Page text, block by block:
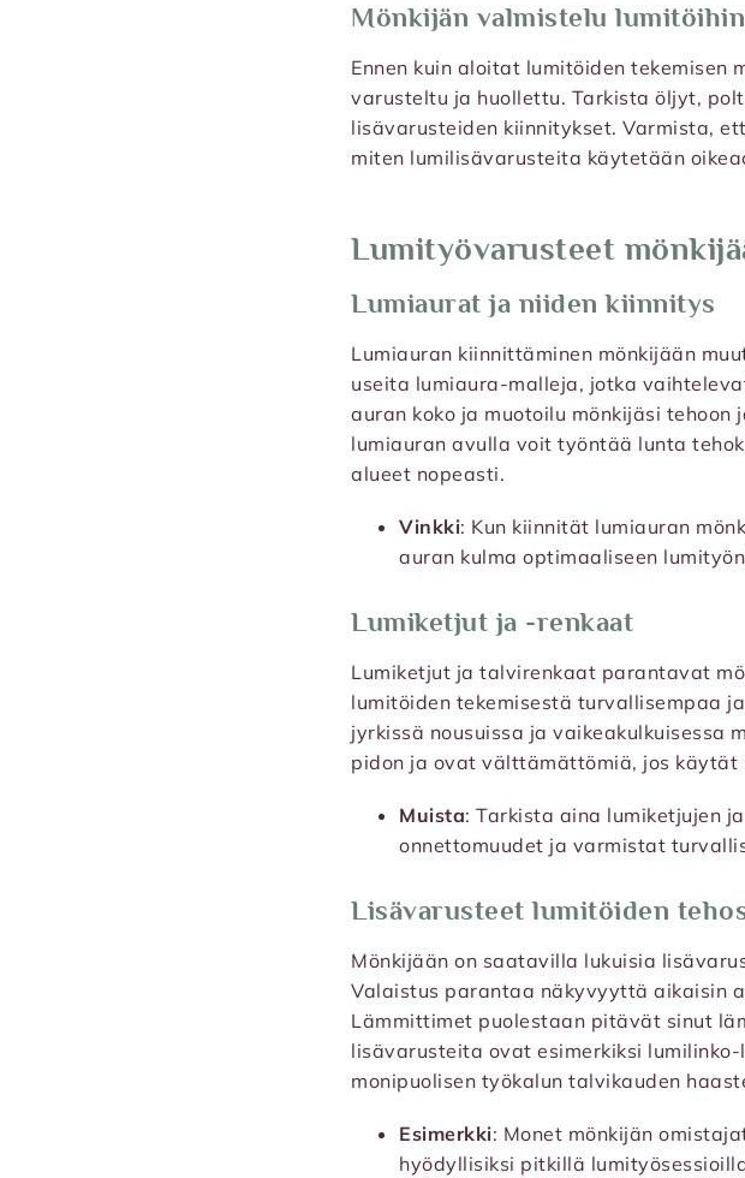
Mönkijän valmistelu lumitöihin
Ennen kuin aloitat lumitöiden tekemisen
varusteltu ja huollettu. Tarkista öljyt,
lisävarusteiden kiinnitykset. Varmista,
miten lumilisävarusteita käytetään
Lumityövarusteet
Lumiaurat ja niiden kiinnitys
Lumiauran kiinnittäminen mönkijään
useita lumiaura-malleja, jotka
auran koko ja muotoilu mönkijäsi
lumiauran avulla voit työntää lunta
alueet nopeasti.
Vinkki: Kun kiinnität lumiauran
auran kulma optimaaliseen
Lumiketjut ja -renkaat
Lumiketjut ja talvirenkaat parantavat
lumitöiden tekemisestä turvallisempaa
jyrkissä nousuissa ja vaikeakulkuisessa
pidon ja ovat välttämättömiä, jos käytät
Muista: Tarkista aina lumiketjujen
onnettomuudet ja varmistat
Lisävarusteet lumitöiden
Mönkijään on saatavilla lukuisia
Valaistus parantaa näkyvyyttä aikaisin
Lämmittimet puolestaan pitävät sinut
lisävarusteita ovat esimerkiksi
monipuolisen työkalun talvikauden
Esimerkki: Monet mönkijän
hyödyllisiksi pitkillä